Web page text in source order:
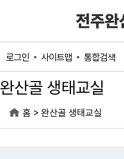
로그인 사이트맵 통합검색
완산골 생태교실
홈 > 완산골 생태교실